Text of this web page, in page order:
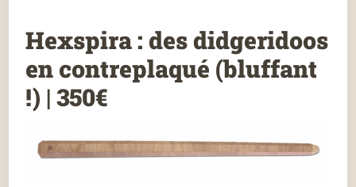
Hexspira : des didgeridoos
en contreplaqué (bluffant
!) | 350€